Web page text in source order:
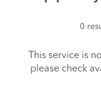
0
This service is
please check